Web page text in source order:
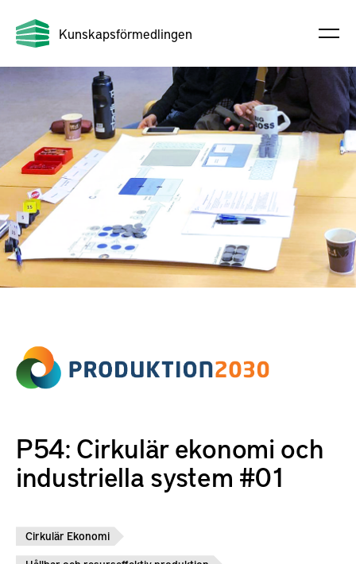
Kunskapsförmedlingen
P54: Cirkulär ekonomi och
industriella system #01
Cirkulär Ekonomi